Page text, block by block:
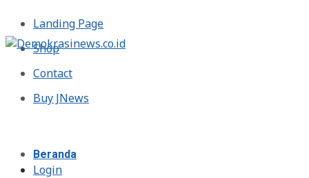
Landing Page
Shop
Contact
Buy JNews
Login
Beranda